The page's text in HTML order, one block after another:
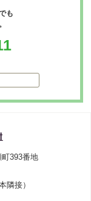
も
393番地
隣接）